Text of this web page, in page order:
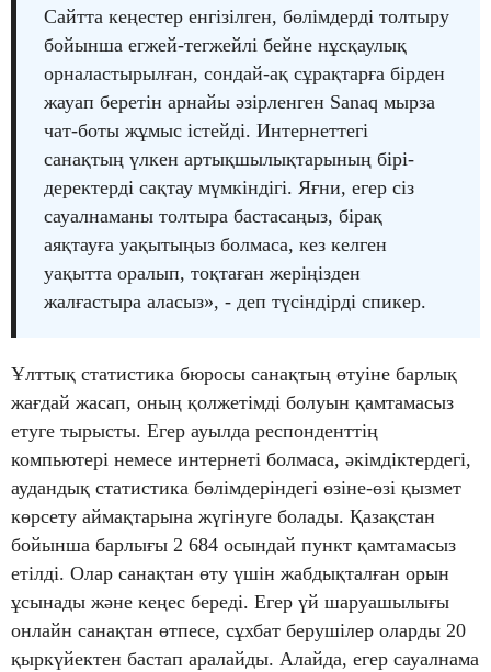
Сайтта кеңестер енгізілген, бөлімдерді толтыру
бойынша егжей-тегжейлі бейне нұсқаулық
орналастырылған, сондай-ақ сұрақтарға бірден
жауап беретін арнайы әзірленген Sanaq мырза
чат-боты жұмыс істейді. Интернеттегі
санақтың үлкен артықшылықтарының бірі-
деректерді сақтау мүмкіндігі. Яғни, егер сіз
сауалнаманы толтыра бастасаңыз, бірақ
аяқтауға уақытыңыз болмаса, кез келген
уақытта оралып, тоқтаған жеріңізден
жалғастыра аласыз», - деп түсіндірді спикер.
Ұлттық статистика бюросы санақтың өтуіне барлық
жағдай жасап, оның қолжетімді болуын қамтамасыз
етуге тырысты. Егер ауылда респонденттің
компьютері немесе интернеті болмаса, әкімдіктердегі,
аудандық статистика бөлімдеріндегі өзіне-өзі қызмет
көрсету аймақтарына жүгінуге болады. Қазақстан
бойынша барлығы 2 684 осындай пункт қамтамасыз
етілді. Олар санақтан өту үшін жабдықталған орын
ұсынады және кеңес береді. Егер үй шаруашылығы
онлайн санақтан өтпесе, сұхбат берушілер оларды 20
қыркүйектен бастап аралайды. Алайда, егер сауалнама